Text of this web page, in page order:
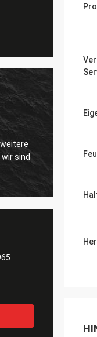
weitere
sind
Ich